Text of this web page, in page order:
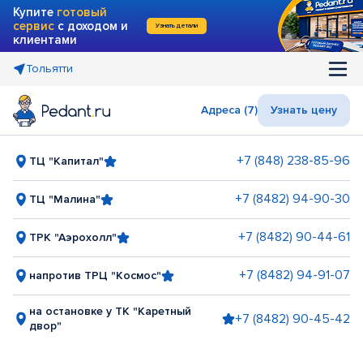
Купите готовый
сервис с доходом и
клиентами
Узнать детали
Тольятти
Адреса (7) Узнать цену
ТЦ "Капитал" +7 (848) 238-85-96
ТЦ "Малина" +7 (8482) 94-90-30
ТРК "Аэрохолл" +7 (8482) 90-44-61
напротив ТРЦ "Космос" +7 (8482) 94-91-07
на остановке у ТК "Каретный
двор"
+7 (8482) 90-45-42